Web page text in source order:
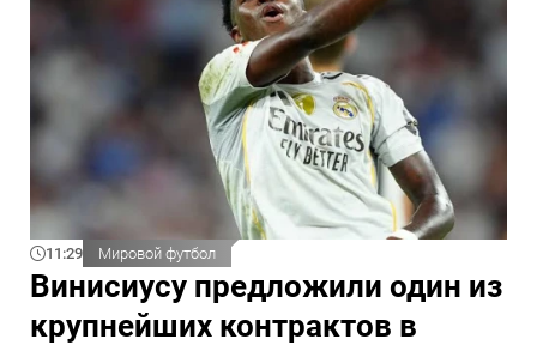
11:29 Мировой футбол
Винисиусу предложили один из
крупнейших контрактов в